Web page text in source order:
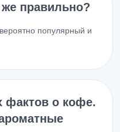
правильно?
популярный и
фактов о кофе.